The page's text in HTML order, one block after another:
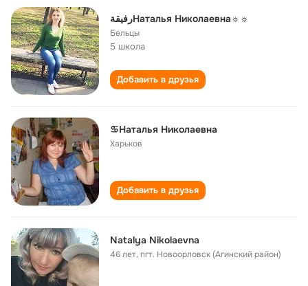
رفيقةНаталья Николаевна☼☼
Бельцы
5 школа
Добавить в друзья
♋Наталья Николаевна
Харьков
Добавить в друзья
Natalya Nikolaevna
46 лет,пгт. Новоорловск (Агинский район)